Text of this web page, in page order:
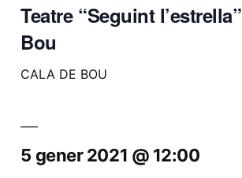
Teatre “Seguint
Bou
CALA DE BOU
5 gener 2021 @ 12:00